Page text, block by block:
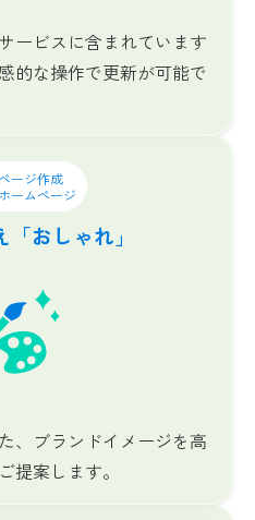
ービスに含まれています
的な操作で更新が可能で
ージ作成
ームページ
「おしゃれ」
、ブランドイメージを高
提案します。